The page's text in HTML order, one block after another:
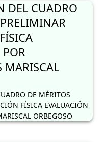
DEL CUADRO
MARISCAL
DE MÉRITOS
FÍSICA EVALUACIÓN
ORBEGOSO